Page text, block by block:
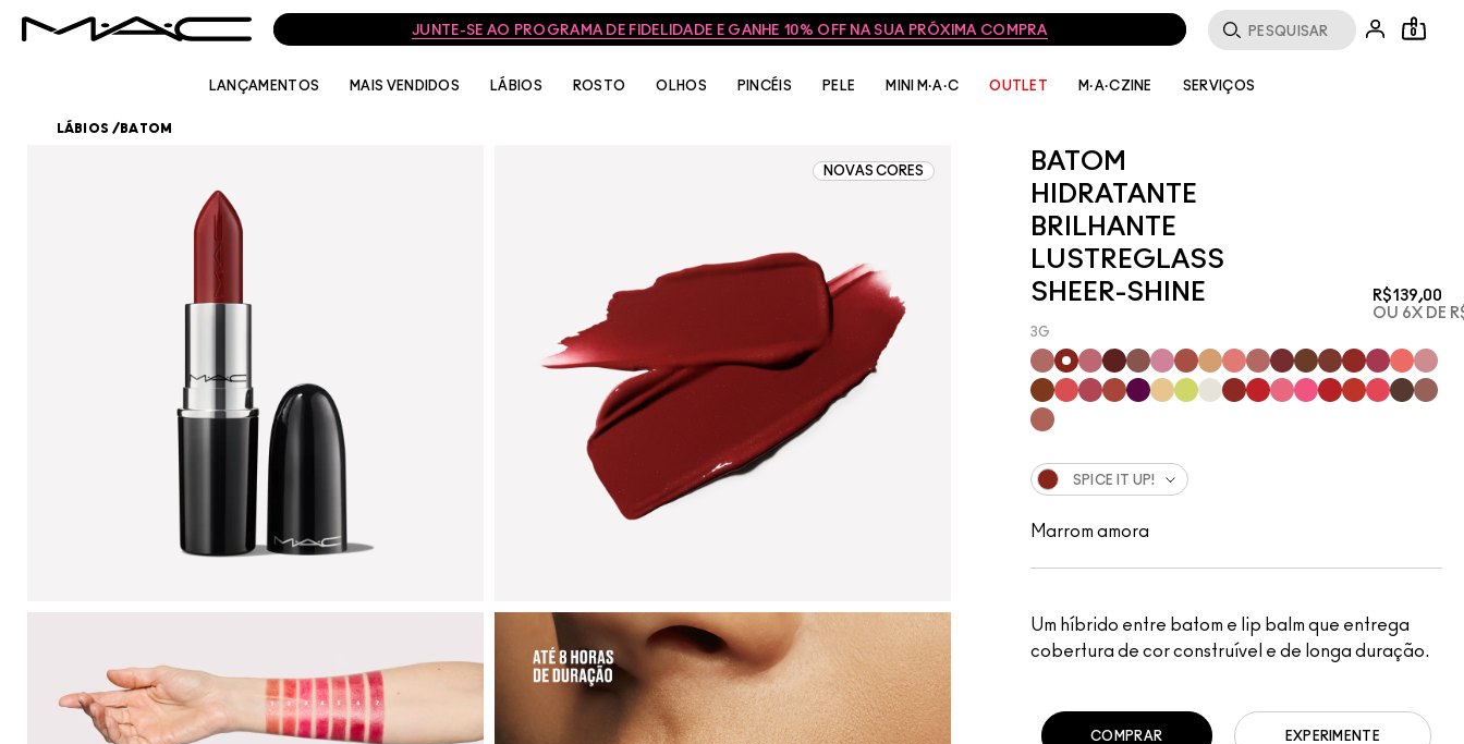
JUNTE-SE AO PROGRAMA DE FIDELIDADE E GANHE 10% OFF NA SUA PRÓXIMA COMPRA 0
LANÇAMENTOS MAIS VENDIDOS LÁBIOS ROSTO OLHOS PINCÉIS PELE MINI M·A·C OUTLET M·A·CZINE SERVIÇOS
LÁBIOS /BATOM
NOVAS CORES
BATOM
HIDRATANTE
BRILHANTE
LUSTREGLASS
SHEER-SHINE
R$139,00
OU 6X DE
3G
Um híbrido entre batom e lip balm que entrega
cobertura de cor construível e de longa duração.
SPICE IT UP!
Marrom amora
EXPERIMENTE
COMPRAR